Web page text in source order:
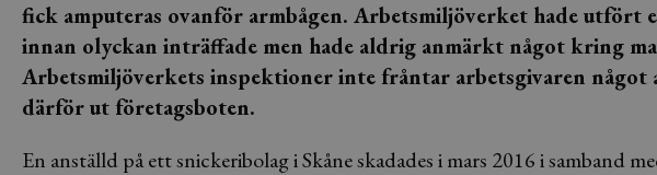
fick amputeras ovanför armbågen. Arbetsmiljöverket hade
innan olyckan inträffade men hade aldrig anmärkt något kring
Arbetsmiljöverkets inspektioner inte fråntar arbetsgivaren något
därför ut företagsboten.
En anställd på ett snickeribolag i Skåne skadades i mars 2016 i samband